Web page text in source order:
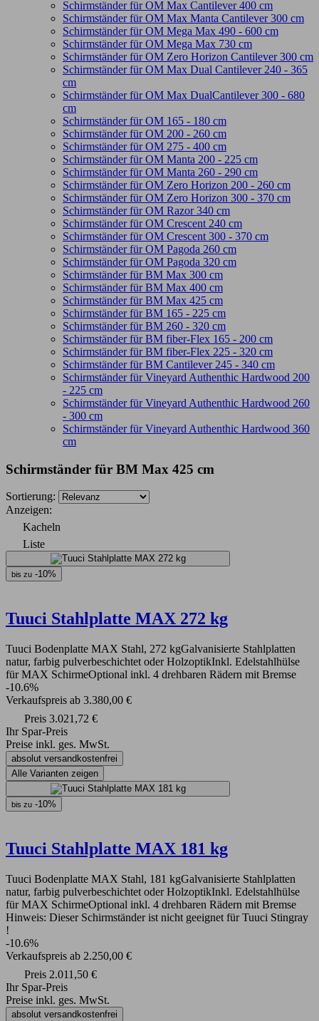
Schirmständer für OM Max Cantilever 400 cm
Schirmständer für OM Max Manta Cantilever 300 cm
Schirmständer für OM Mega Max 490 - 600 cm
Schirmständer für OM Mega Max 730 cm
Schirmständer für OM Zero Horizon Cantilever 300 cm
Schirmständer für OM Max Dual Cantilever 240 - 365
cm
Schirmständer für OM Max DualCantilever 300 - 680
cm
Schirmständer für OM 165 - 180 cm
Schirmständer für OM 200 - 260 cm
Schirmständer für OM 275 - 400 cm
Schirmständer für OM Manta 200 - 225 cm
Schirmständer für OM Manta 260 - 290 cm
Schirmständer für OM Zero Horizon 200 - 260 cm
Schirmständer für OM Zero Horizon 300 - 370 cm
Schirmständer für OM Razor 340 cm
Schirmständer für OM Crescent 240 cm
Schirmständer für OM Crescent 300 - 370 cm
Schirmständer für OM Pagoda 260 cm
Schirmständer für OM Pagoda 320 cm
Schirmständer für BM Max 300 cm
Schirmständer für BM Max 400 cm
Schirmständer für BM Max 425 cm
Schirmständer für BM 165 - 225 cm
Schirmständer für BM 260 - 320 cm
Schirmständer für BM fiber-Flex 165 - 200 cm
Schirmständer für BM fiber-Flex 225 - 320 cm
Schirmständer für BM Cantilever 245 - 340 cm
Schirmständer für Vineyard Authenthic Hardwood 200
- 225 cm
Schirmständer für Vineyard Authenthic Hardwood 260
- 300 cm
Schirmständer für Vineyard Authenthic Hardwood 360
cm
Schirmständer für BM Max 425 cm
Sortierung:
Anzeigen:
Kacheln
Liste
bis zu -10%
Tuuci Stahlplatte MAX 272 kg
Tuuci Bodenplatte MAX Stahl, 272 kgGalvanisierte Stahlplatten
natur, farbig pulverbeschichtet oder HolzoptikInkl. Edelstahlhülse
für MAX SchirmeOptional inkl. 4 drehbaren Rädern mit Bremse
-10.6%
Verkaufspreis ab 3.380,00 €
Preis 3.021,72 €
Ihr Spar-Preis
Preise inkl. ges. MwSt.
absolut versandkostenfrei
Alle Varianten zeigen
bis zu -10%
Tuuci Stahlplatte MAX 181 kg
Tuuci Bodenplatte MAX Stahl, 181 kgGalvanisierte Stahlplatten
natur, farbig pulverbeschichtet oder HolzoptikInkl. Edelstahlhülse
für MAX SchirmeOptional inkl. 4 drehbaren Rädern mit Bremse
Hinweis: Dieser Schirmständer ist nicht geeignet für Tuuci Stingray
!
-10.6%
Verkaufspreis ab 2.250,00 €
Preis 2.011,50 €
Ihr Spar-Preis
Preise inkl. ges. MwSt.
absolut versandkostenfrei